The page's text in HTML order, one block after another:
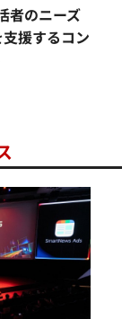
者のニーズ
援するコン